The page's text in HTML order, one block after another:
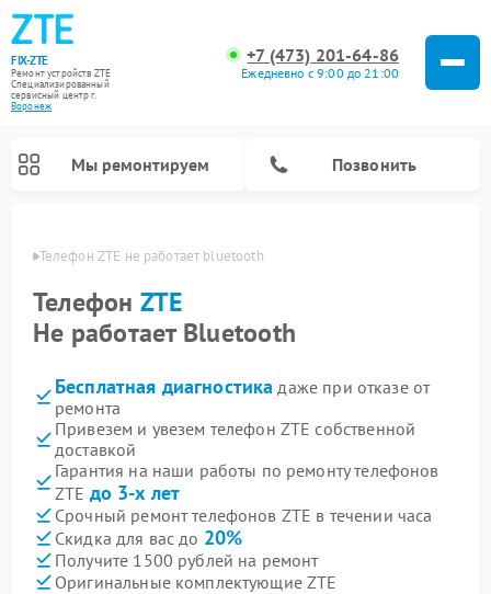
FIX-ZTE
Ремонт устройств ZTE
Специализированный
cервисный центр г.
Воронеж
+7 (473) 201-64-86
Ежедневно с 9:00 до 21:00
Мы ремонтируем Позвонить
Телефон ZTE не работает bluetooth
Телефон ZTE
Не работает Bluetooth
Бесплатная диагностика даже при отказе от
ремонта
Привезем и увезем телефон ZTE собственной
доставкой
Гарантия на наши работы по ремонту телефонов
ZTE до 3-х лет
Срочный ремонт телефонов ZTE в течении часа
Скидка для вас до 20%
Получите 1500 рублей на ремонт
Оригинальные комплектующие ZTE